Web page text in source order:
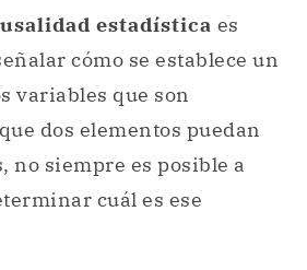
estadística es
cómo se establece un
variables que son
dos elementos puedan
no siempre es posible a
cuál es ese